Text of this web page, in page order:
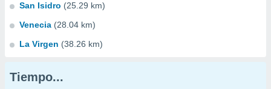
San Isidro (25.29 km)
Venecia (28.04 km)
La Virgen (38.26 km)
Tiempo...